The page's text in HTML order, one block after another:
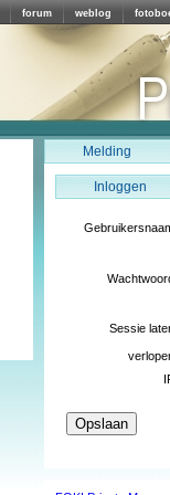
forum weblog
Melding
Inloggen
Sessie